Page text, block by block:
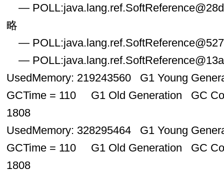
—
略
—
—
UsedMemory: 219243560 G1 Young
GCTime = 110 G1 Old Generation GC
1808
UsedMemory: 328295464 G1 Young
GCTime = 110 G1 Old Generation GC
1808